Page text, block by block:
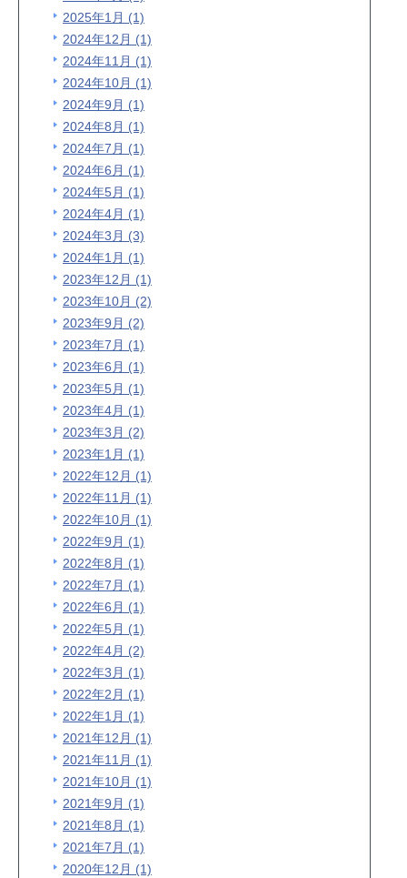
2025年1月 (1)
2024年12月 (1)
2024年11月 (1)
2024年10月 (1)
2024年9月 (1)
2024年8月 (1)
2024年7月 (1)
2024年6月 (1)
2024年5月 (1)
2024年4月 (1)
2024年3月 (3)
2024年1月 (1)
2023年12月 (1)
2023年10月 (2)
2023年9月 (2)
2023年7月 (1)
2023年6月 (1)
2023年5月 (1)
2023年4月 (1)
2023年3月 (2)
2023年1月 (1)
2022年12月 (1)
2022年11月 (1)
2022年10月 (1)
2022年9月 (1)
2022年8月 (1)
2022年7月 (1)
2022年6月 (1)
2022年5月 (1)
2022年4月 (2)
2022年3月 (1)
2022年2月 (1)
2022年1月 (1)
2021年12月 (1)
2021年11月 (1)
2021年10月 (1)
2021年9月 (1)
2021年8月 (1)
2021年7月 (1)
2020年12月 (1)